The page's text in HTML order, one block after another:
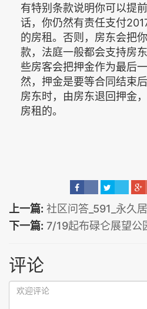
有特别条款说明你可以提
话，你仍然有责任支付
的房租。否则，房东会把
款，法庭一般都会支持房
些房客会把押金作为最后
然，押金是要等合同结束
房东时，由房东退回押金
房租的。
上一篇: 社区问答_591_永久
下一篇: 7/19起布碌仑展望公
评论